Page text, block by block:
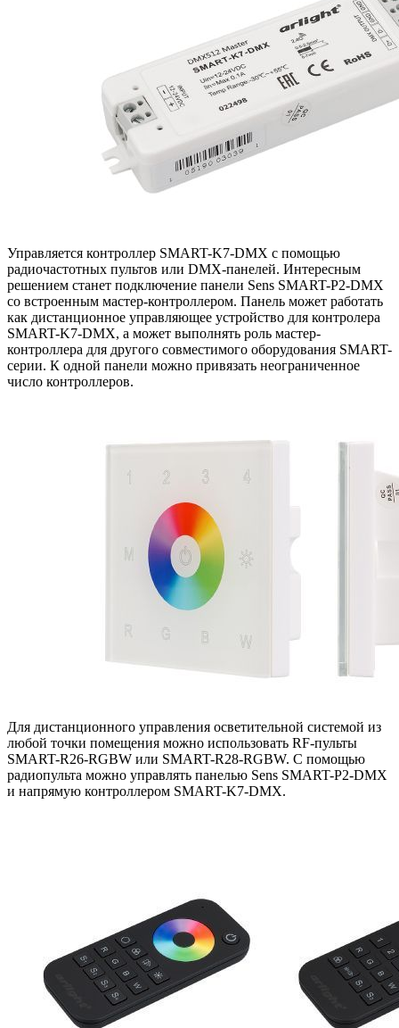
Управляется контроллер SMART-K7-DMX с помощью
радиочастотных пультов или DMX-панелей. Интересным
решением станет подключение панели Sens SMART-P2-DMX
со встроенным мастер-контроллером. Панель может работать
как дистанционное управляющее устройство для контролера
SMART-K7-DMX, а может выполнять роль мастер-
контроллера для другого совместимого оборудования SMART-
серии. К одной панели можно привязать неограниченное
число контроллеров.
Для дистанционного управления осветительной системой из
любой точки помещения можно использовать RF-пульты
SMART-R26-RGBW или SMART-R28-RGBW. С помощью
радиопульта можно управлять панелью Sens SMART-P2-DMX
и напрямую контроллером SMART-K7-DMX.